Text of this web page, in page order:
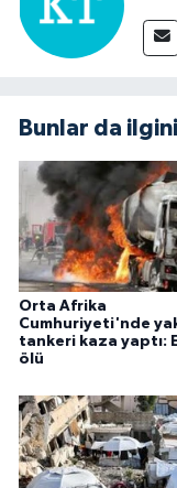
Bunlar da
Orta Afrika
Cumhuriyeti'nde
tankeri kaza yaptı:
ölü